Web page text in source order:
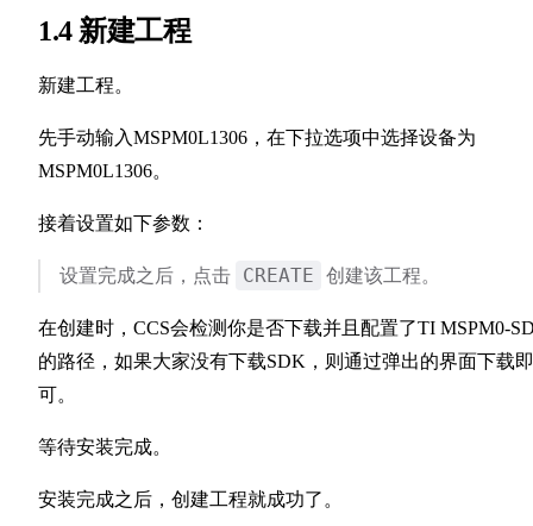
1.4 新建工程
新建工程。
先手动输入MSPM0L1306，在下拉选项中选择设备为
MSPM0L1306。
接着设置如下参数：
设置完成之后，点击 CREATE 创建该工程。
在创建时，CCS会检测你是否下载并且配置了TI MSPM0-
的路径，如果大家没有下载SDK，则通过弹出的界面下载即
可。
等待安装完成。
安装完成之后，创建工程就成功了。